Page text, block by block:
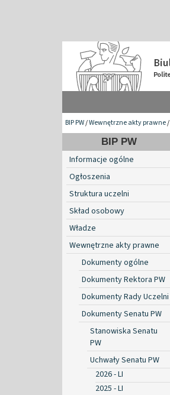
BIP PW/Wewnętrzne akty prawne/
BIP PW
Informacje ogólne
Ogłoszenia
Struktura uczelni
Skład osobowy
Władze
Wewnętrzne akty prawne
Dokumenty ogólne
Dokumenty Rektora PW
Dokumenty Rady Uczelni
Dokumenty Senatu PW
Stanowiska Senatu
PW
Uchwały Senatu PW
2026 - LI
2025 - LI